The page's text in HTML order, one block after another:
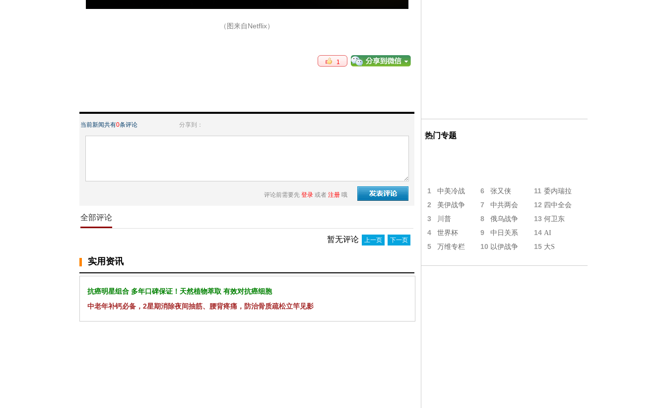
（图来自Netflix）
1
当前新闻共有0条评论 分享到：
评论前需要先 登录 或者 注册 哦
全部评论
暂无评论 上一页 下一页
实用资讯
抗癌明星组合 多年口碑保证！天然植物萃取 有效对抗癌细胞
中老年补钙必备，2星期消除夜间抽筋、腰背疼痛，防治骨质疏松立竿见影
热门专题
1 中美冷战 6 张又侠 11 委内瑞拉
2 美伊战争 7 中共两会 12 四中全会
3 川普 8 俄乌战争 13 何卫东
4 世界杯 9 中日关系 14 AI
5 万维专栏 10 以伊战争 15 大S